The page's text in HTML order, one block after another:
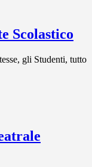
Scolastico
gli Studenti, tutto